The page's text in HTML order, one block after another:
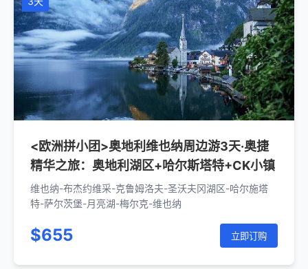
<欧洲拼小团>奥地利维也纳周边游3天·奥捷
精华之旅：奥地利湖区+哈尔斯塔特+CK小镇
维也纳-布杰约维采-克鲁姆洛夫-圣沃夫冈湖区-哈尔施塔
特-萨尔茨堡-月亮湖-梅尔克-维也纳
$655 立即订购